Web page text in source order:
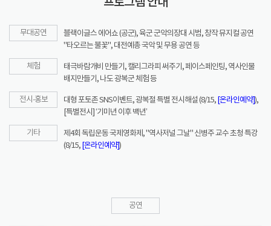
무대공연
블랙이글스 에어쇼 (공군), 육군 군악의장대 시범, 창작 뮤지컬 공연
"타오르는 불꽃", 대전예총 국악 및 무용 공연 등
체험
태극바람개비 만들기, 캘리그라피 써주기, 페이스페인팅, 역사인물
배지만들기, 나도 광복군 체험 등
전시·홍보 대형 포토존 SNS이벤트, 광복절 특별 전시해설 (8/15, [온라인예약] ),
[특별전시] ‘기미년 이후 백년’
기타
제4회 독립운동 국제영화제, "역사저널 그날" 신병주 교수 초청 특강
(8/15, [온라인예약] )
공연